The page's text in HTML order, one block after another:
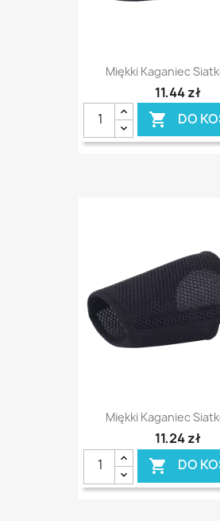
Miękki Kaganiec
11,44 zł
 DO
Miękki Kaganiec
11,24 zł
 DO